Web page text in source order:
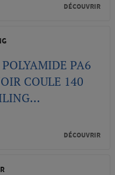
DÉCOUVRIR
POLYAMIDE PA6
COULE 140
DÉCOUVRIR